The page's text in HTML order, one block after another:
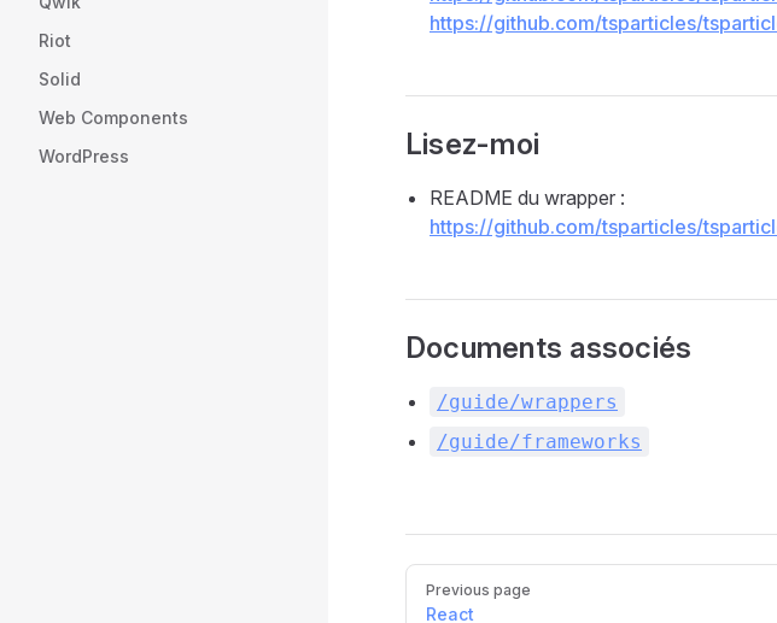
Riot
Solid
Web Components
WordPress
https://github.com/tsparticles/
Lisez-moi
README du wrapper :
https://github.com/tsparticles/
Documents associés
/guide/wrappers
/guide/frameworks
PagerPrevious page
React